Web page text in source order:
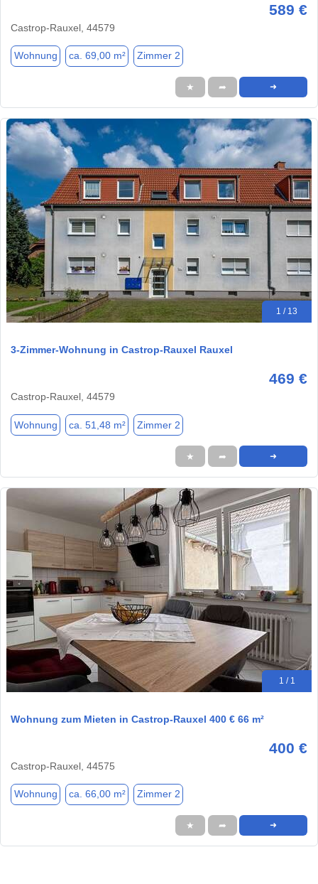
589 €
Castrop-Rauxel, 44579
Wohnung ca. 69,00 m² Zimmer 2
★ ➦ ➜
1 / 13
3-Zimmer-Wohnung in Castrop-Rauxel Rauxel
469 €
Castrop-Rauxel, 44579
Wohnung ca. 51,48 m² Zimmer 2
★ ➦ ➜
1 / 1
Wohnung zum Mieten in Castrop-Rauxel 400 € 66 m²
400 €
Castrop-Rauxel, 44575
Wohnung ca. 66,00 m² Zimmer 2
★ ➦ ➜